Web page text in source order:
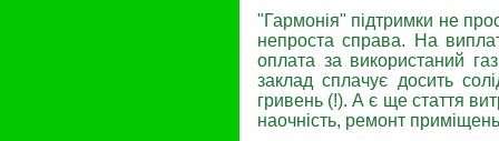
"Гармонія" підтримки не
непроста справа. На
оплата за використаний
заклад сплачує досить
гривень (!). А є ще стаття
наочність, ремонт приміщень